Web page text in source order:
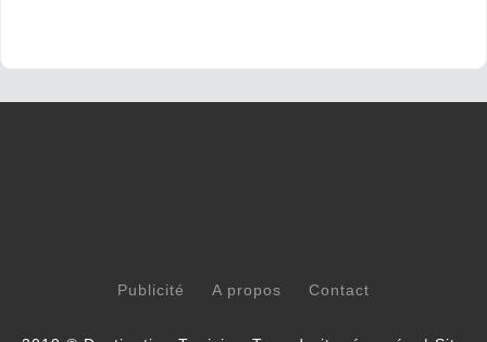
Publicité A propos Contact